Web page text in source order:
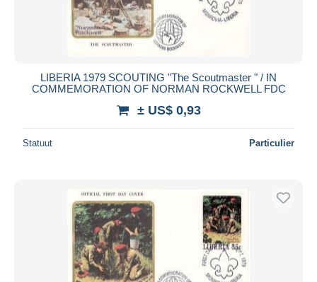
LIBERIA 1979 SCOUTING "The Scoutmaster " / IN
COMMEMORATION OF NORMAN ROCKWELL FDC
± US$ 0,93
Statuut Particulier